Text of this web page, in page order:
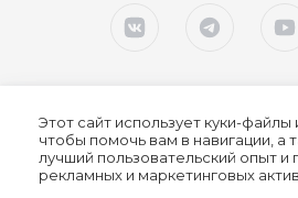
Этот сайт использует куки-файлы
чтобы помочь вам в навигации, а
лучший пользовательский опыт и
рекламных и маркетинговых